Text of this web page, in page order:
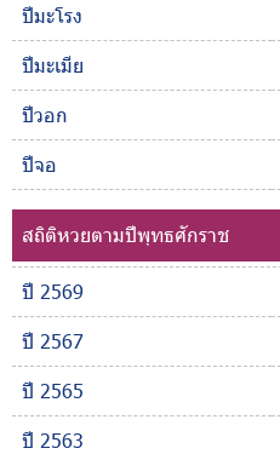
ปีมะโรง
ปีมะเมีย
ปีวอก
ปีจอ
สถิติหวยตามปีพุทธศักราช
ปี 2569
ปี 2567
ปี 2565
ปี 2563